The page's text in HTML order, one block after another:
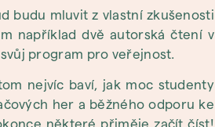
budu mluvit z vlastní zkušenosti
například dvě autorská čtení v
program pro veřejnost.
nejvíc baví, jak moc studenty
her a běžného odporu ke
některé přiměje začít číst!